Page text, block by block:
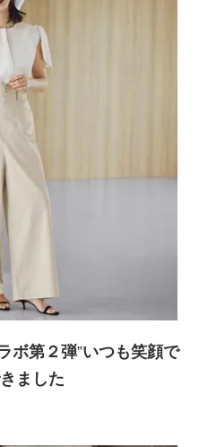
ボ第２弾”いつも笑顔で
ました